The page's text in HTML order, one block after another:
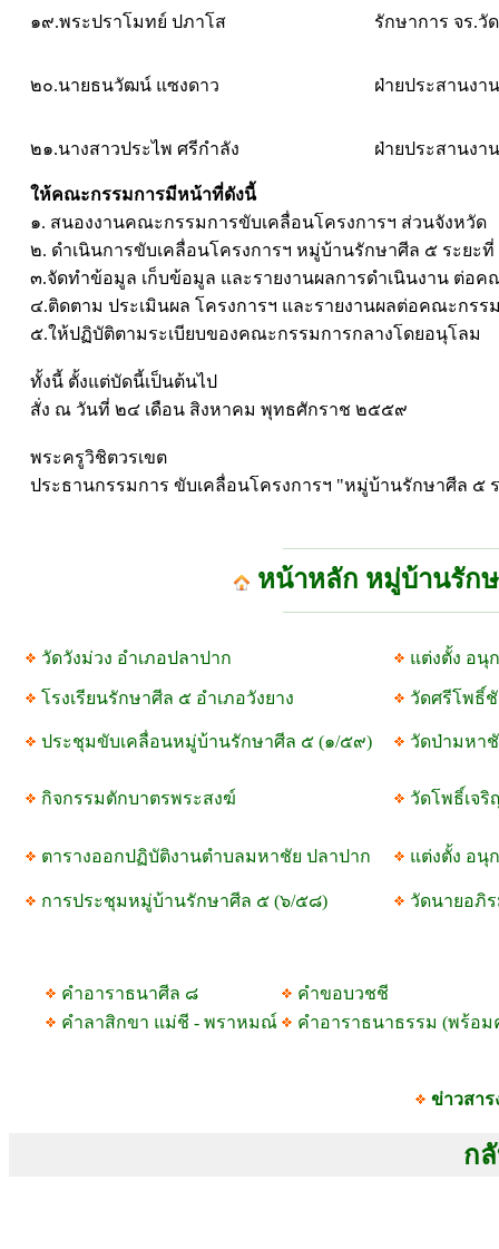
๑๙.พระปราโมทย์ ปภาโส รักษาการ จร.วั
๒๐.นายธนวัฒน์ แซงดาว ฝ่ายประสานงาน
๒๑.นางสาวประไพ ศรีกำลัง ฝ่ายประสานงาน
ให้คณะกรรมการมีหน้าที่ดังนี้
๑. สนองงานคณะกรรมการขับเคลื่อนโครงการฯ ส่วนจังหวัด
๒. ดำเนินการขับเคลื่อนโครงการฯ หมู่บ้านรักษาศีล ๕ ระยะ
๓.จัดทำข้อมูล เก็บข้อมูล และรายงานผลการดำเนินงาน ต่อ
๔.ติดตาม ประเมินผล โครงการฯ และรายงานผลต่อคณะกรร
๕.ให้ปฏิบัติตามระเบียบของคณะกรรมการกลางโดยอนุโลม
ทั้งนี้ ตั้งแต่บัดนี้เป็นต้นไป
สั่ง ณ วันที่ ๒๔ เดือน สิงหาคม พุทธศักราช ๒๕๕๙
พระครูวิชิตวรเขต
ประธานกรรมการ ขับเคลื่อนโครงการฯ "หมู่บ้านรักษาศีล ๕
หน้าหลัก หมู่บ้านรัก
วัดวังม่วง อำเภอปลาปาก แต่งตั้ง อนุ
โรงเรียนรักษาศีล ๕ อำเภอวังยาง วัดศรีโพธิ์
ประชุมขับเคลื่อนหมู่บ้านรักษาศีล ๕ (๑/๕๙) วัดป่ามหา
กิจกรรมตักบาตรพระสงฆ์ วัดโพธิ์เจ
ตารางออกปฏิบัติงานตำบลมหาชัย ปลาปาก แต่งตั้ง อนุ
การประชุมหมู่บ้านรักษาศีล ๕ (๖/๕๘) วัดนายอภิ
คำอาราธนาศีล ๘
คำขอบวชชี
คำลาสิกขา แม่ชี - พราหมณ์
คำอาราธนาธรรม (พร้อม
ข่าวสา
ก